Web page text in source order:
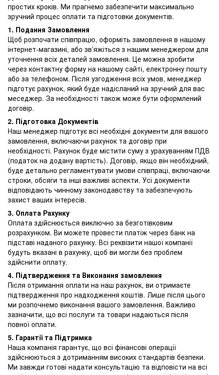
простих кроків. Ми прагнемо забезпечити максимально
зручний процес оплати та підготовки документів.
1. Подання Замовлення
Щоб розпочати співпрацю, оформіть замовлення в нашому
інтернет-магазині, або зв’яжіться з нашим менеджером для
уточнення всіх деталей замовлення. Це можна зробити
через контактну форму на нашому сайті, електронну пошту
або за телефоном. Після узгодження всіх умов, менеджер
підготує рахунок, який буде надісланий на зручний для вас
меседжер. За необхідності також може бути оформлений
договір.
2. Підготовка Документів
Наш менеджер підготує всі необхідні документи для вашого
замовлення, включаючи рахунок та договір при
необхідності. Рахунок буде містити суму з урахуванням ПДВ
(податок на додану вартість). Договір, якщо він необхідний,
буде детально регламентувати умови співпраці, включаючи
строки, обсяги та інші важливі аспекти. Усі документи
відповідають чинному законодавству та забезпечують
захист ваших інтересів.
3. Оплата Рахунку
Оплата здійснюється виключно за безготівковим
розрахунком. Ви можете провести платіж через банк на
підставі наданого рахунку. Всі реквізити нашої компанії
будуть вказані в рахунку, щоб ви могли без проблем
здійснити оплату.
4. Підтвердження та Виконання замовлення
Після отримання оплати на наш рахунок, ви отримаєте
підтвердження про надходження коштів. Лише після цього
ми розпочнемо виконання вашого замовлення. Важливо
зазначити, що всі послуги та товари надаються після
повної оплати.
5. Гарантії та Підтримка
Наша компанія гарантує, що всі фінансові операції
здійснюються з дотриманням високих стандартів безпеки.
Ми завжди готові надати консультацію та відповісти на всі